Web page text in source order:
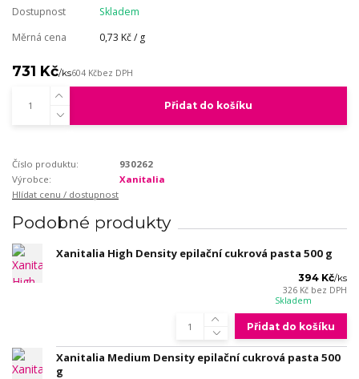
Dostupnost
Skladem
Měrná cena
0,73 Kč / g
731 Kč/ks604 Kčbez DPH
Přidat do košíku
Číslo produktu:
930262
Výrobce:
Xanitalia
Hlídat cenu / dostupnost
Podobné produkty
Xanitalia High Density epilační cukrová pasta 500 g
394 Kč/ks
326 Kč bez DPH
Skladem
Přidat do košíku
Xanitalia Medium Density epilační cukrová pasta 500
g